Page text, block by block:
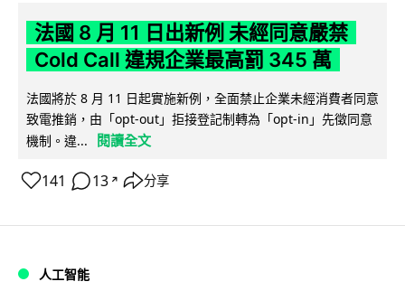
法國 8 月 11 日出新例 未經同意嚴禁
Cold Call 違規企業最高罰 345 萬
法國將於 8 月 11 日起實施新例，全面禁止企業未經消費者同意
致電推銷，由「opt-out」拒接登記制轉為「opt-in」先徵同意
機制。違...
閱讀全文
141 13 ↗ 分享
人工智能